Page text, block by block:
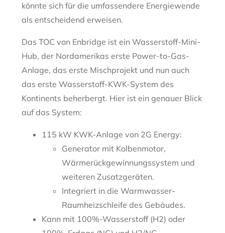
könnte sich für die umfassendere Energiewende
als entscheidend erweisen.
Das TOC von Enbridge ist ein Wasserstoff-Mini-
Hub, der Nordamerikas erste Power-to-Gas-
Anlage, das erste Mischprojekt und nun auch
das erste Wasserstoff-KWK-System des
Kontinents beherbergt. Hier ist ein genauer Blick
auf das System:
115 kW KWK-Anlage von 2G Energy:
Generator mit Kolbenmotor,
Wärmerückgewinnungssystem und
weiteren Zusatzgeräten.
Integriert in die Warmwasser-
Raumheizschleife des Gebäudes.
Kann mit 100%-Wasserstoff (H2) oder